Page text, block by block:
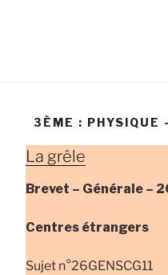
3ÈME : PHYSIQUE
La grêle
Brevet – Générale –
Centres étrangers
Sujet n°26GENSCG11